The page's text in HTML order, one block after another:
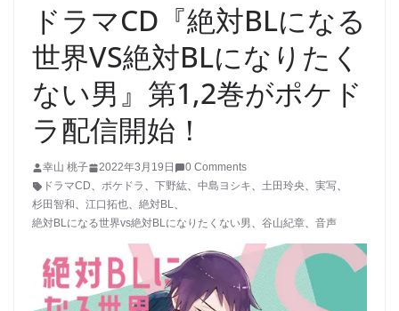
ドラマCD『絶対BLになる
世界VS絶対BLになりたく
ない男』第1,2巻がポケド
ラ配信開始！
幸山 桃子 2022年3月19日
0 Comments
ドラマCD、 ポケドラ 、 下野紘、 中島ヨシキ、 土田玲央、 実写、
杉田智和、 江口拓也、 絶対BL、
絶対BLになる世界vs絶対BLになりたくない男、 谷山紀章、 音声